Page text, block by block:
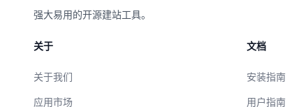
强大易用的开源建站工具。
关于
关于我们
应用市场
文档
安装指南
用户指南